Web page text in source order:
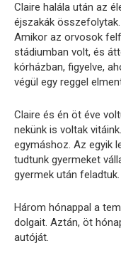
Claire halála után az
éjszakák
Amikor az orvosok
stádiumban volt, és
kórházban, figyelve,
végül egy reggel
Claire és én öt éve
nekünk is voltak
egymáshoz. Az egyik
tudtunk gyermeket
gyermek után feladtuk.
Három hónappal a
dolgait. Aztán, öt
autóját.